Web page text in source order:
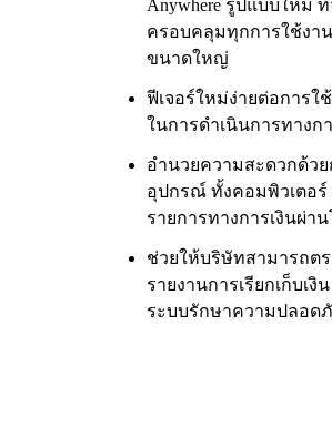
Anywhere รูปแบบใหม่
ครอบคลุมทุกการใช้งา
ขนาดใหญ่
ฟีเจอร์ใหม่ง่ายต่อการใ
ในการดำเนินการทางก
อำนวยความสะดวกด้ว
อุปกรณ์ ทั้งคอมพิวเตอร์
รายการทางการเงินผ่
ช่วยให้บริษัทสามารถต
รายงานการเรียกเก็บเ
ระบบรักษาความปลอด